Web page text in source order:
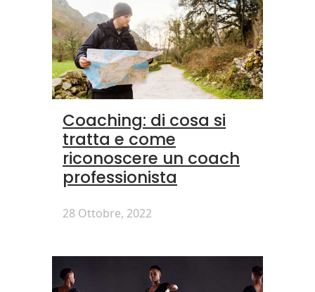
Coaching: di cosa si
tratta e come
riconoscere un coach
professionista
28 Ottobre, 2022